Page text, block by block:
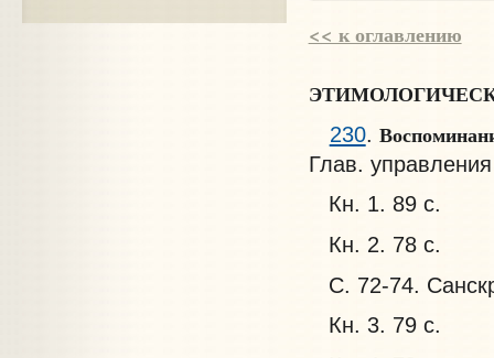
<< к оглавлению
230.
Глав.
Кн. 1. 89 с.
Кн. 2. 78 с.
С. 72-74.
Кн. 3. 79 с.